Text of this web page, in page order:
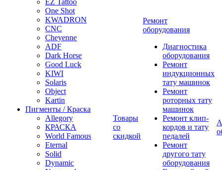
EZ Tattoo
One Shot
KWADRON
CNC
Cheyenne
ADF
Dark Horse
Good Luck
KIWI
Solaris
Object
Kartin
Пигменты / Краска
Allegory
КРАСКА
World Famous
Eternal
Solid
Dynamic
Товары
со
скидкой
Ремонт
оборудования
Диагностика
оборудования
Ремонт
индукционных
тату машинок
Ремонт
роторных тату
машинок
Ремонт клип-
кордов и тату
педалей
Ремонт
другого тату
оборудования